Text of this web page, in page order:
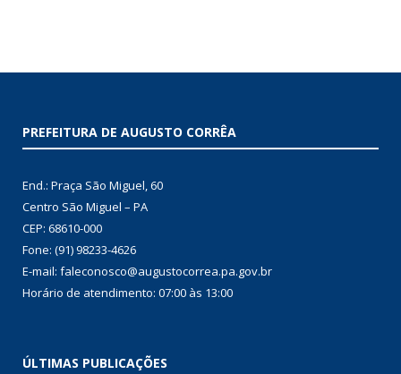
PREFEITURA DE AUGUSTO CORRÊA
End.: Praça São Miguel, 60
Centro São Miguel – PA
CEP: 68610-000
Fone: (91) 98233-4626
E-mail: faleconosco@augustocorrea.pa.gov.br
Horário de atendimento: 07:00 às 13:00
ÚLTIMAS PUBLICAÇÕES